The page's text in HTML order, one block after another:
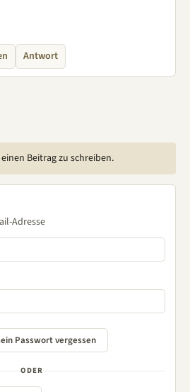
Antwort
Beitrag zu schreiben.
Adresse
ODER